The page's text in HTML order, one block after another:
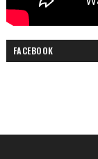
FACEBOOK